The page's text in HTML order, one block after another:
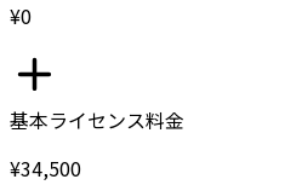
¥0
基本ライセンス料金
¥34,500